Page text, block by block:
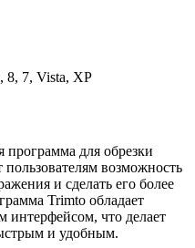
8, 7, Vista, XP
для обрезки
возможность
и сделать его более
Trimto обладает
что делает
и удобным.